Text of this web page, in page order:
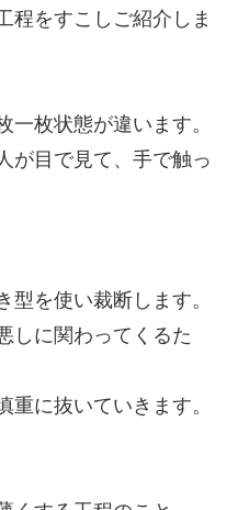
程をすこしご紹介しま
枚状態が違います。
が目で見て、手で触っ
を使い裁断します。
しに関わってくるた
に抜いていきます。